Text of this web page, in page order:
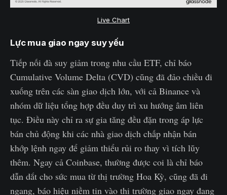
Live Chart
Lực mua giao ngay suy yếu
Tiếp nối đà suy giảm trong nhu cầu ETF, chỉ báo
Cumulative Volume Delta (CVD) cũng đã đảo chiều đi
xuống trên các sàn giao dịch lớn, với cả Binance và
nhóm dữ liệu tổng hợp đều duy trì xu hướng âm liên
tục. Điều này chỉ ra sự gia tăng đều đặn trong áp lực
bán chủ động khi các nhà giao dịch chấp nhận bán
khớp lệnh ngay để giảm thiểu rủi ro thay vì tích lũy
thêm. Ngay cả Coinbase, thường được coi là chỉ báo
dẫn dắt cho sức mua từ thị trường Hoa Kỳ, cũng đã đi
ngang, báo hiệu niềm tin vào thị trường giao ngay đang